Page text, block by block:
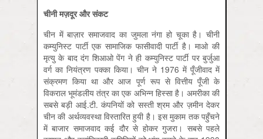
चीनी मज़दूर और संकट
चीन में बाज़ार समाजवाद का जुमला नंगा हो चूका है। चीनी
कम्युनिस्ट पार्टी एक सामाजिक फासीवादी पार्टी है। माओ की
मृत्यु के बाद दंग शिआओ पेंग ने ही कम्युनिस्ट पार्टी पर बुर्जुआ
वर्ग का नियंत्रण पक्का किया। चीन ने 1976 में पूँजीवाद में
संक्रमण किया था और आज पूर्ण रूप से वित्तीय पूँजी के
विकराल भूमंडलीय तंत्र का एक अभिन्न हिस्सा है। अमरीका की
सबसे बड़ी आई.टी. कंपनियों को सस्ती श्रम और ज़मीन देकर
चीन की अर्थव्यवस्था विस्तारित हुयी है। इस मुकाम तक पहुँचने
में बाजार समाजवाद कई दौर से होकर गुजरा। सबसे पहले